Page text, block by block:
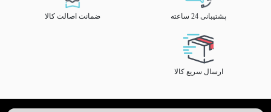
پشتیبانی 24 ساعته ضمانت اصالت کالا
ارسال سریع کالا